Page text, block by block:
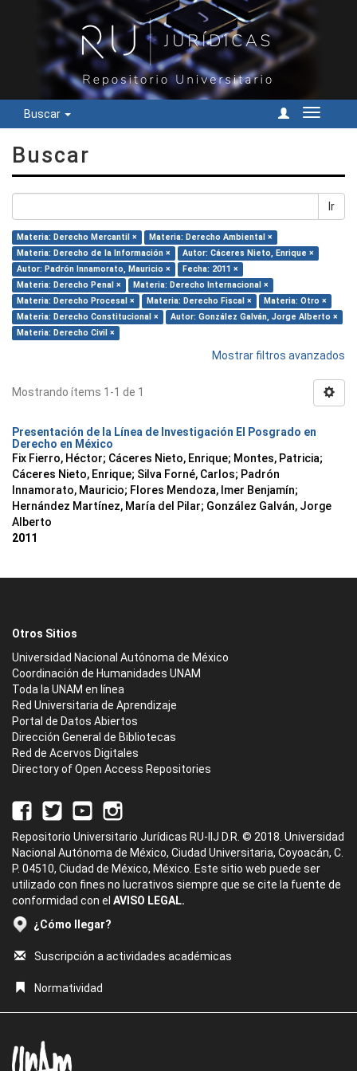
Buscar
Cambiar
Buscar
Ir
Materia: Derecho Mercantil ×
Materia: Derecho Ambiental ×
Materia: Derecho de la Información ×
Autor: Cáceres Nieto, Enrique ×
Autor: Padrón Innamorato, Mauricio ×
Fecha: 2011 ×
Materia: Derecho Penal ×
Materia: Derecho Internacional ×
Materia: Derecho Procesal ×
Materia: Derecho Fiscal ×
Materia: Otro ×
Materia: Derecho Constitucional ×
Autor: González Galván, Jorge Alberto ×
Materia: Derecho Civil ×
Mostrar filtros avanzados
Mostrando ítems 1-1 de 1
Presentación de la Línea de Investigación El Posgrado en
Derecho en México
Fix Fierro, Héctor; Cáceres Nieto, Enrique; Montes, Patricia;
Cáceres Nieto, Enrique; Silva Forné, Carlos; Padrón
Innamorato, Mauricio; Flores Mendoza, Imer Benjamín;
Hernández Martínez, María del Pilar; González Galván, Jorge
Alberto
2011
Otros Sitios
Universidad Nacional Autónoma de México
Coordinación de Humanidades UNAM
Toda la UNAM en línea
Red Universitaria de Aprendizaje
Portal de Datos Abiertos
Dirección General de Bibliotecas
Red de Acervos Digitales
Directory of Open Access Repositories
Repositorio Universitario Jurídicas RU-IIJ D.R. © 2018. Universidad
Nacional Autónoma de México, Ciudad Universitaria, Coyoacán, C.
P. 04510, Ciudad de México, México. Este sitio web puede ser
utilizado con fines no lucrativos siempre que se cite la fuente de
conformidad con el AVISO LEGAL.
¿Cómo llegar?
Suscripción a actividades académicas
Normatividad